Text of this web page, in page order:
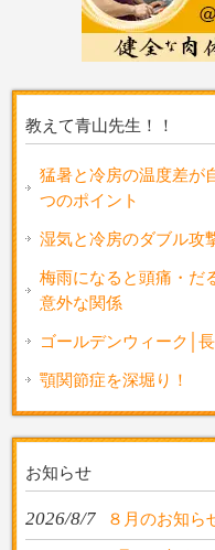
教えて青山先生！！
猛暑と冷房の温度差が
つのポイント
湿気と冷房のダブル攻
梅雨になると頭痛・だ
意外な関係
ゴールデンウィーク│
顎関節症を深堀り！
お知らせ
2026/8/7 ８月のお知ら